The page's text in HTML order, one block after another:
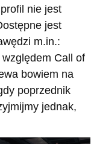
nie jest
jest
m.in.:
względem Call of
bowiem na
poprzednik
jednak,